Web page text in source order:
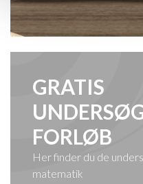
GRATIS
FORLØB
Her finder du de
matematik